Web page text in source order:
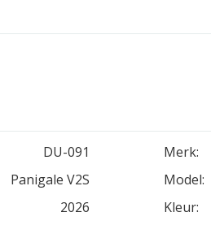
DU-091 Merk:
Panigale V2S Model:
2026 Kleur: